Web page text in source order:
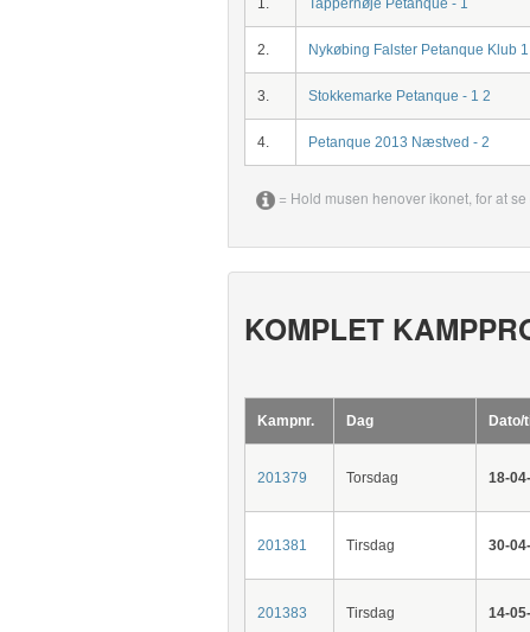
1. Tappernøje Petanque - 1
2. Nykøbing Falster Petanque Klub 1
3. Stokkemarke Petanque - 1 2
4. Petanque 2013 Næstved - 2
= Hold musen henover ikonet, for at
KOMPLET
Kampnr. Dag Dato/
201379 Torsdag 18-
201381 Tirsdag 30-
201383 Tirsdag 14-